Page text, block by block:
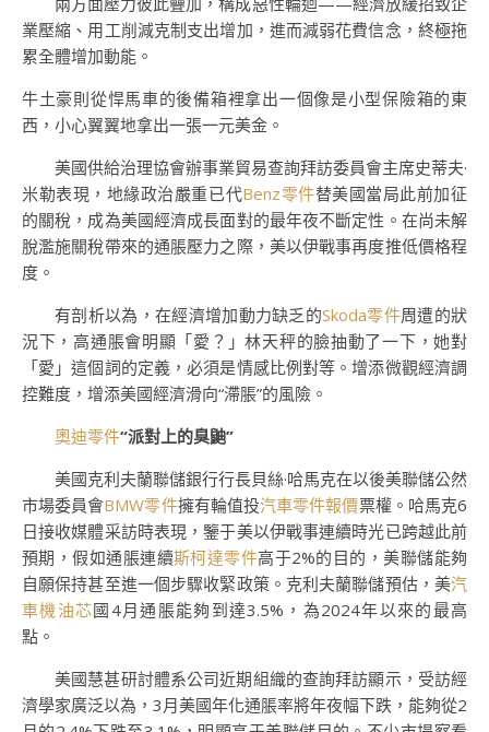
業壓縮、用工削減克制支出增加，進而減弱花費信念，終極拖
累全體增加動能。
牛土豪則從悍馬車的後備箱裡拿出一個像是小型保險箱的東
西，小心翼翼地拿出一張一元美金。
美國供給治理協會辦事業貿易查詢拜訪委員會主席史蒂夫·
米勒表現，地緣政治嚴重已代Benz零件替美國當局此前加征
的關稅，成為美國經濟成長面對的最年夜不斷定性。在尚未解
脫濫施關稅帶來的通脹壓力之際，美以伊戰事再度推低價格程
度。
有剖析以為，在經濟增加動力缺乏的Skoda零件周遭的狀
況下，高通脹會明顯「愛？」林天秤的臉抽動了一下，她對
「愛」這個詞的定義，必須是情感比例對等。增添微觀經濟調
控難度，增添美國經濟滑向“滯脹”的風險。
奧迪零件“派對上的臭鼬”
美國克利夫蘭聯儲銀行行長貝絲·哈馬克在以後美聯儲公然
市場委員會BMW零件擁有輪值投汽車零件報價票權。哈馬克6
日接收媒體采訪時表現，鑒于美以伊戰事連續時光已跨越此前
預期，假如通脹連續斯柯達零件高于2%的目的，美聯儲能夠
自願保持甚至進一個步驟收緊政策。克利夫蘭聯儲預估，美汽
車機油芯國4月通脹能夠到達3.5%，為2024年以來的最高
點。
美國慧甚研討體系公司近期組織的查詢拜訪顯示，受訪經
濟學家廣泛以為，3月美國年化通脹率將年夜幅下跌，能夠從2